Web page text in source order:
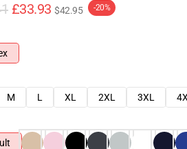
£33.93 $42.95 -20%
M L XL 2XL 3XL